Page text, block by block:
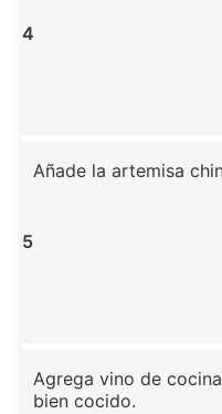
4
5
Añade la artemisa
Agrega vino de
bien cocido.